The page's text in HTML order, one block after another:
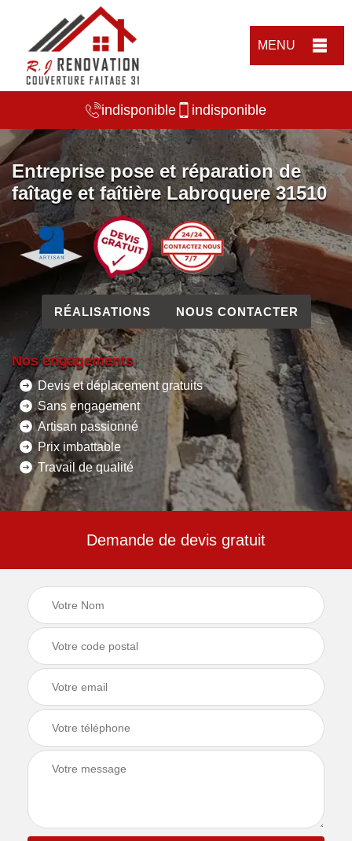
MENU
indisponible indisponible
Entreprise pose et réparation de
faîtage et faîtière Labroquere 31510
RÉALISATIONS NOUS CONTACTER
Nos engagements
Devis et déplacement gratuits
Sans engagement
Artisan passionné
Prix imbattable
Travail de qualité
Demande de devis gratuit